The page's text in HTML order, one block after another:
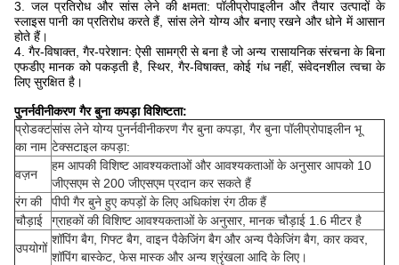
3. जल प्रतिरोध और सांस लेने की क्षमता: पॉलीप्रोपाइलीन और तैयार उत्पादों के
स्लाइस पानी का प्रतिरोध करते हैं, सांस लेने योग्य और बनाए रखने और धोने में आसान
होते हैं।
4. गैर-विषाक्त, गैर-परेशान: ऐसी सामग्री से बना है जो अन्य रासायनिक संरचना के बिना
एफडीए मानक को पकड़ती है, स्थिर, गैर-विषाक्त, कोई गंध नहीं, संवेदनशील त्वचा के
लिए सुरक्षित है।
पुनर्नवीनीकरण गैर बुना कपड़ा विशिष्टता:
प्रोडक्ट
का नाम
सांस लेने योग्य पुनर्नवीनीकरण गैर बुना कपड़ा, गैर बुना पॉलीप्रोपाइलीन भू
टेक्सटाइल कपड़ा:
वज़न
हम आपकी विशिष्ट आवश्यकताओं और आवश्यकताओं के अनुसार आपको 10
जीएसएम से 200 जीएसएम प्रदान कर सकते हैं
रंग की
पीपी गैर बुने हुए कपड़ों के लिए अधिकांश रंग ठीक हैं
चौड़ाई
ग्राहकों की विशिष्ट आवश्यकताओं के अनुसार, मानक चौड़ाई 1.6 मीटर है
उपयोगों
शॉपिंग बैग, गिफ्ट बैग, वाइन पैकेजिंग बैग और अन्य पैकेजिंग बैग, कार कवर,
शॉपिंग बास्केट, फेस मास्क और अन्य श्रृंखला आदि के लिए।